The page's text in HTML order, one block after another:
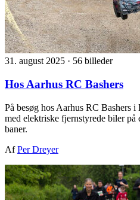
31. august 2025 · 56 billeder
Hos Aarhus RC Bashers
På besøg hos Aarhus RC Bashers
med elektriske fjernstyrede biler på
baner.
AfPer Dreyer